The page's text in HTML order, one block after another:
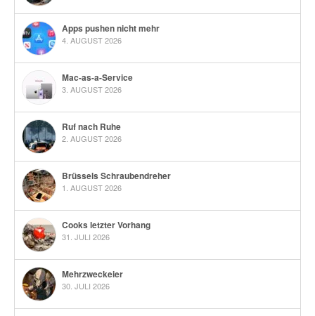
Apps pushen nicht mehr
4. AUGUST 2026
Mac-as-a-Service
3. AUGUST 2026
Ruf nach Ruhe
2. AUGUST 2026
Brüssels Schraubendreher
1. AUGUST 2026
Cooks letzter Vorhang
31. JULI 2026
Mehrzweckeier
30. JULI 2026